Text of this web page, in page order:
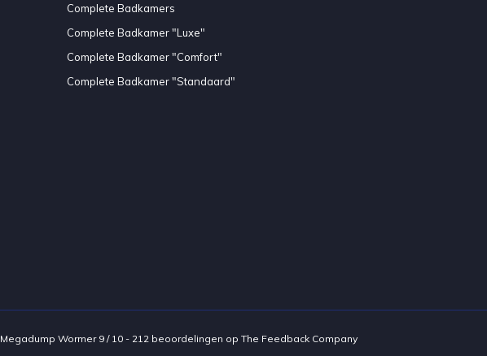
Complete Badkamers
Complete Badkamer "Luxe"
Complete Badkamer "Comfort"
Complete Badkamer "Standaard"
Megadump Wormer 9 / 10 - 212 beoordelingen op The Feedback Company